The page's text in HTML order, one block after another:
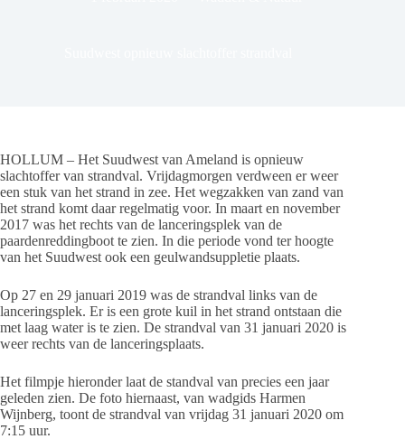
HOLLUM – Het Suudwest van Ameland is opnieuw
slachtoffer van strandval. Vrijdagmorgen verdween er weer
een stuk van het strand in zee. Het wegzakken van zand van
het strand komt daar regelmatig voor. In maart en november
2017 was het rechts van de lanceringsplek van de
paardenreddingboot te zien. In die periode vond ter hoogte
van het Suudwest ook een geulwandsuppletie plaats.
Op 27 en 29 januari 2019 was de strandval links van de
lanceringsplek. Er is een grote kuil in het strand ontstaan die
met laag water is te zien. De strandval van 31 januari 2020 is
weer rechts van de lanceringsplaats.
Het filmpje hieronder laat de standval van precies een jaar
geleden zien. De foto hiernaast, van wadgids Harmen
Wijnberg, toont de strandval van vrijdag 31 januari 2020 om
7:15 uur.